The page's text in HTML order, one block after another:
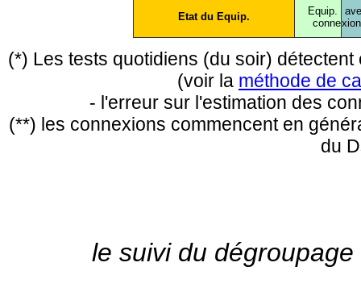
Etat du Equip.
Equip.
conne
(*) Les tests quotidiens (du soir)
(voir la méthode de
- l'erreur sur l'estimation des
(**) les connexions commencent en
du
le suivi du